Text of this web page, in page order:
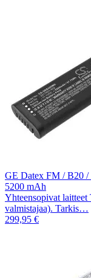
GE Datex FM / B20
5200 mAh
Yhteensopivat
valmistajaa). Tarkis…
299,95 €